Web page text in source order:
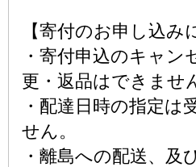
【寄付のお申し込み
・寄付申込のキャン
更・返品はできませ
・配達日時の指定は
せん。
・離島への配送、及